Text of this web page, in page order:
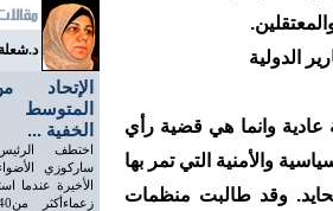
المتوسط
الخفية ...
اختطف
ساركوزي
الأخيرة عندما
الدولية
عادية وانما هي قضية رأي
والأمنية التي تمر بها
وقد طالبت منظمات